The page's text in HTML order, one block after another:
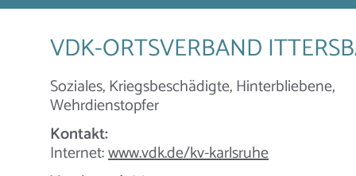
VDK-ORTSVERBAND
Soziales, Kriegsbeschädigte, Hinterbliebene,
Wehrdienstopfer
Kontakt:
Internet:www.vdk.de/kv-karlsruhe